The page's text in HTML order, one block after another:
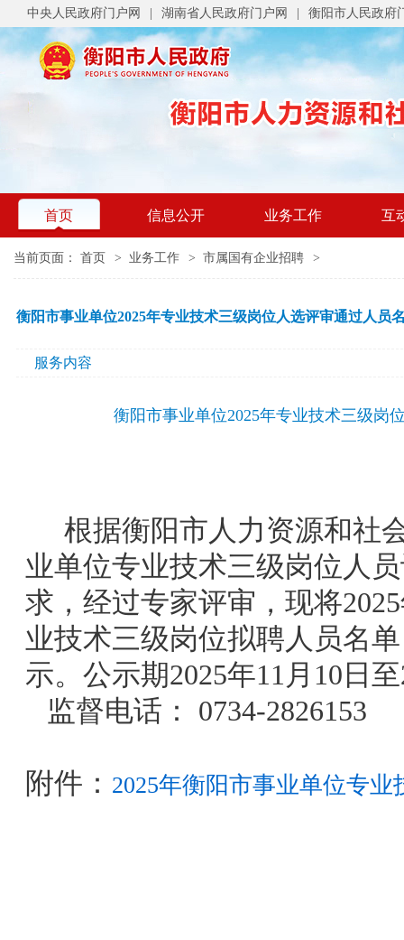
中央人民政府门户网 湖南省人民政府门户网 衡阳市人民政府
首页 信息公开 业务工作 互
当前页面： 首页 > 业务工作 > 市属国有企业招聘 >
衡阳市事业单位2025年专业技术三级岗位人选评审通过人员
服务内容
衡阳市事业单位2025年专业技术三级岗
根据衡阳市人力资源和社
业单位专业技术三级岗位人
求，经过专家评审，现将2025
业技术三级岗位拟聘人员名
示。公示期2025年11 月 10 日至
监督电话：
0734-2826153
附件： 2025年衡阳市事业单位专